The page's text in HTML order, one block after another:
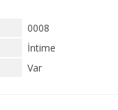
0008
İntime
Var